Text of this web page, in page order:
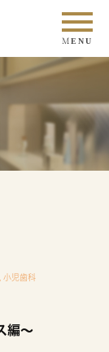
小児歯科
編〜